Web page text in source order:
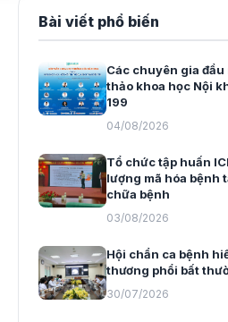
Bài viết phổ biến
Các chuyên gia
thảo khoa học Nội
199
04/08/2026
Tổ chức tập huấn
lượng mã hóa bệnh
chữa bệnh
03/08/2026
Hội chẩn ca bệnh
thương phổi bất
30/07/2026